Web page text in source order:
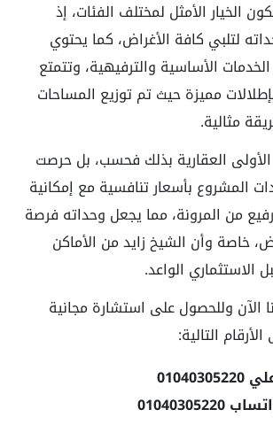
الخيار الأمثل لمختلف الفئات، إذ
لتلبي كافة الأغراض، كما يحتوي
الأساسية والترفيهية، وتتمتع
مميزة حيث تم توزيع المساحات
مثالية.
العقارية بذلك فحسب، بل حرصت
المشروع بأسعار تنافسية مع إمكانية
من المرونة، مما يجعل وحداته فرصة
خاصة وأن الشيخ زايد من الأماكن
الاستثماري الواعد.
الآن وللحصول على استشارة مجانية
التالية: